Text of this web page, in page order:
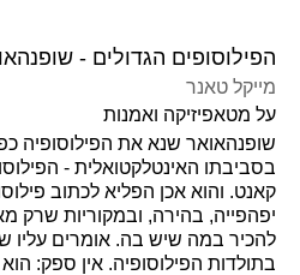
הפילוסופים הגדולים -
מייקל טאנר
על מטאפיזיקה ואמנות
שופנהאואר שנא את הפילוסופיה
בסביבתו האינטלקטואלית -
קאנט. והוא אכן הפליא לכתוב
יפהפייה, בהירה, ובמקוריות שרק
להכיר במה שיש בה. אומרים עליו
בתולדות הפילוסופיה. אין ספק: